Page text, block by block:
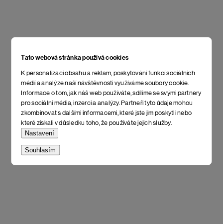
Tato webová stránka používá cookies
K personalizaci obsahu a reklam, poskytování funkcí sociálních
médií a analýze naší návštěvnosti využíváme soubory cookie.
Informace o tom, jak náš web používáte, sdílíme se svými partnery
pro sociální média, inzerci a analýzy. Partneři tyto údaje mohou
zkombinovat s dalšími informacemi, které jste jim poskytli nebo
které získali v důsledku toho, že používáte jejich služby.
Nastavení
Souhlasím